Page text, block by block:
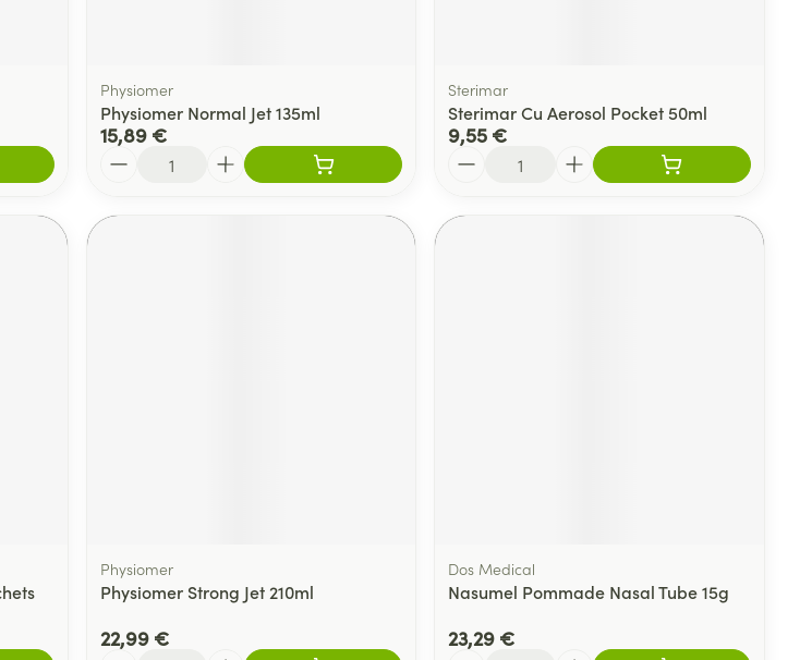
Physiomer
Physiomer Normal Jet 135ml
15,89 €
Sterimar
Sterimar Cu Aerosol Pocket 50ml
9,55 €
Physiomer
Physiomer Strong Jet 210ml
22,99 €
Dos Medical
Nasumel Pommade Nasal Tube 15g
23,29 €